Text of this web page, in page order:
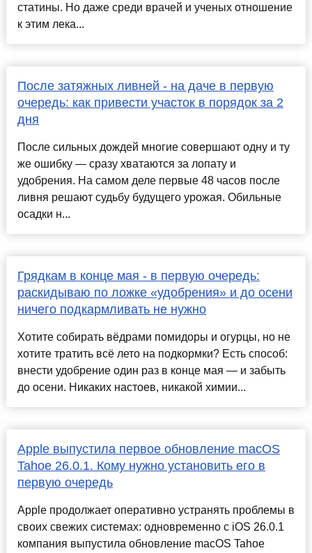
статины. Но даже среди врачей и ученых отношение
к этим лека...
После затяжных ливней - на даче в первую
очередь: как привести участок в порядок за 2
дня
После сильных дождей многие совершают одну и ту
же ошибку — сразу хватаются за лопату и
удобрения. На самом деле первые 48 часов после
ливня решают судьбу будущего урожая. Обильные
осадки н...
Грядкам в конце мая - в первую очередь:
раскидываю по ложке «удобрения» и до осени
ничего подкармливать не нужно
Хотите собирать вёдрами помидоры и огурцы, но не
хотите тратить всё лето на подкормки? Есть способ:
внести удобрение один раз в конце мая — и забыть
до осени. Никаких настоев, никакой химии...
Apple выпустила первое обновление macOS
Tahoe 26.0.1. Кому нужно установить его в
первую очередь
Apple продолжает оперативно устранять проблемы в
своих свежих системах: одновременно с iOS 26.0.1
компания выпустила обновление macOS Tahoe